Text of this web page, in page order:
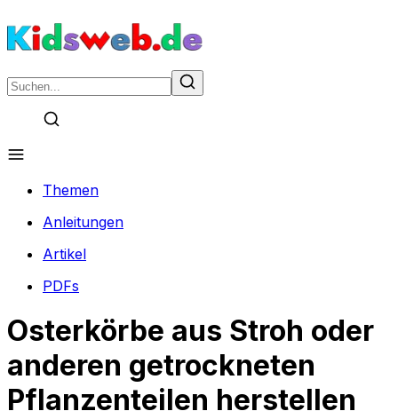
Themen
Anleitungen
Artikel
PDFs
Osterkörbe aus Stroh oder
anderen getrockneten
Pflanzenteilen herstellen